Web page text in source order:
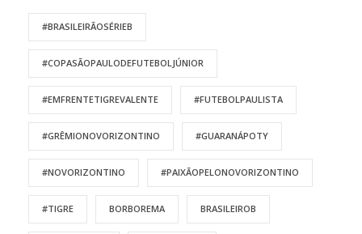
#BRASILEIRÃOSÉRIEB
#COPASÃOPAULODEFUTEBOLJÚNIOR
#EMFRENTETIGREVALENTE #FUTEBOLPAULISTA
#GRÊMIONOVORIZONTINO #GUARANÁPOTY
#NOVORIZONTINO #PAIXÃOPELONOVORIZONTINO
#TIGRE BORBOREMA BRASILEIROB